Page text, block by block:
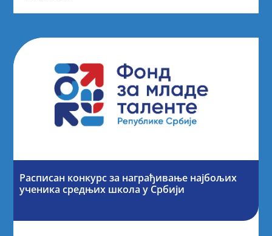
Расписан конкурс за награђивање најбољих
ученика средњих школа у Србији